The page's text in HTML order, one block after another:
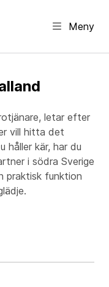
Meny
letar efter
vill hitta det
håller kär, har du
i södra Sverige
praktisk funktion